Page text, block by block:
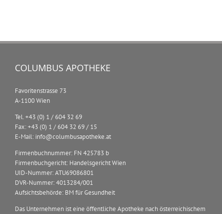
COLUMBUS APOTHEKE
Favoritenstrasse 73
A-1100 Wien
Tel. +43 (0) 1 / 604 32 69
Fax: +43 (0) 1 / 604 32 69 / 15
E-Mail: info@columbusapotheke.at
Firmenbuchnummer: FN 425783 b
Firmenbuchgericht: Handelsgericht Wien
UID-Nummer: ATU69086801
DVR-Nummer: 4013284/001
Aufsichtsbehörde: BM für Gesundheit
Das Unternehmen ist eine öffentliche Apotheke nach österreichischem